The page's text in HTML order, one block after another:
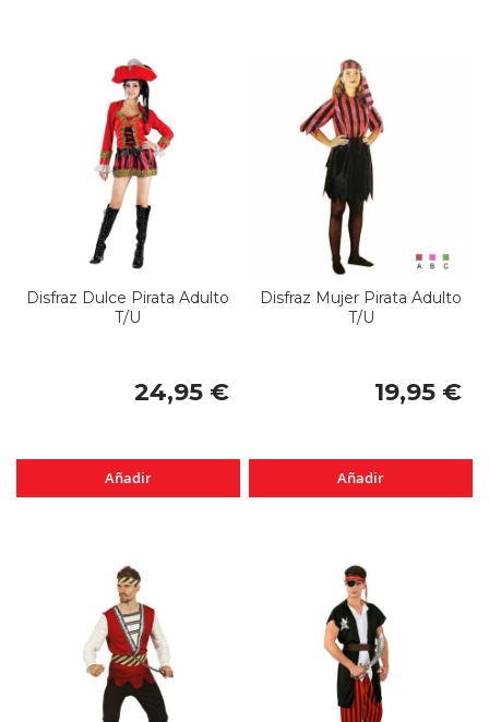
Disfraz Dulce Pirata Adulto
T/U
24,95 €
Añadir
Disfraz Mujer Pirata Adulto
T/U
19,95 €
Añadir